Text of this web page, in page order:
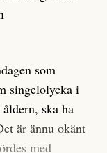
uppdrag och
som kräver
”Livet i sig
som
singelolycka i
ska ha
är ännu okänt
med